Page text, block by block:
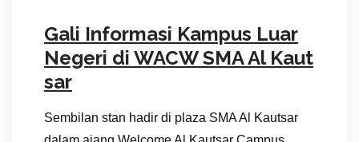
Gali Informasi Kampus Luar
Negeri di WACW SMA Al Kaut
sar
Sembilan stan hadir di plaza SMA Al Kautsar